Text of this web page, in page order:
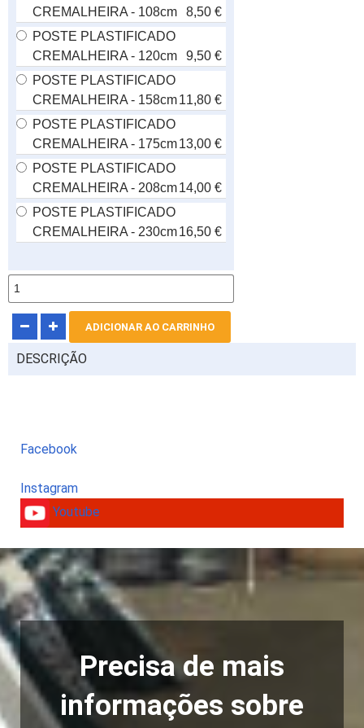
CREMALHEIRA - 108cm
8,50 €
POSTE PLASTIFICADO
CREMALHEIRA - 120cm
9,50 €
POSTE PLASTIFICADO
CREMALHEIRA - 158cm11,80 €
POSTE PLASTIFICADO
CREMALHEIRA - 175cm13,00 €
POSTE PLASTIFICADO
CREMALHEIRA - 208cm14,00 €
POSTE PLASTIFICADO
CREMALHEIRA - 230cm16,50 €
DESCRIÇÃO
Facebook
Instagram
Youtube
Precisa de mais
informações sobre